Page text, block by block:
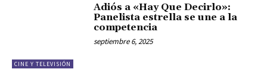
CINE Y TELEVISIÓN
Adiós a «Hay Que Decirlo»:
Panelista estrella se une a la
competencia
septiembre 6, 2025